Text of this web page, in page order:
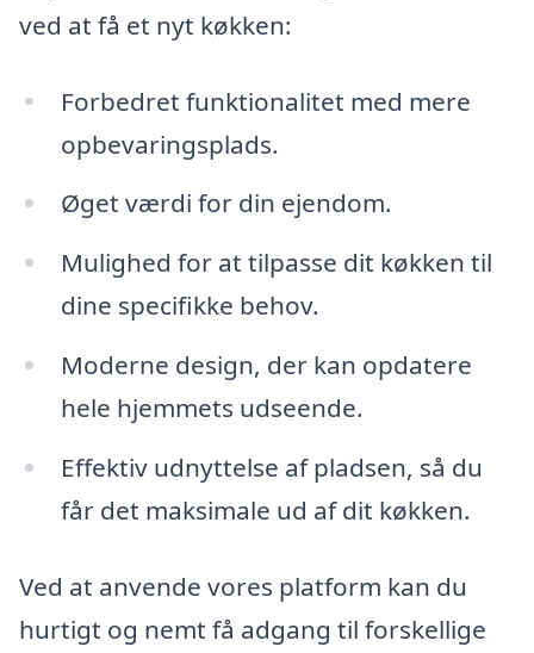
ved at få et nyt køkken:
Forbedret funktionalitet med mere
opbevaringsplads.
Øget værdi for din ejendom.
Mulighed for at tilpasse dit køkken til
dine specifikke behov.
Moderne design, der kan opdatere
hele hjemmets udseende.
Effektiv udnyttelse af pladsen, så du
får det maksimale ud af dit køkken.
Ved at anvende vores platform kan du
hurtigt og nemt få adgang til forskellige